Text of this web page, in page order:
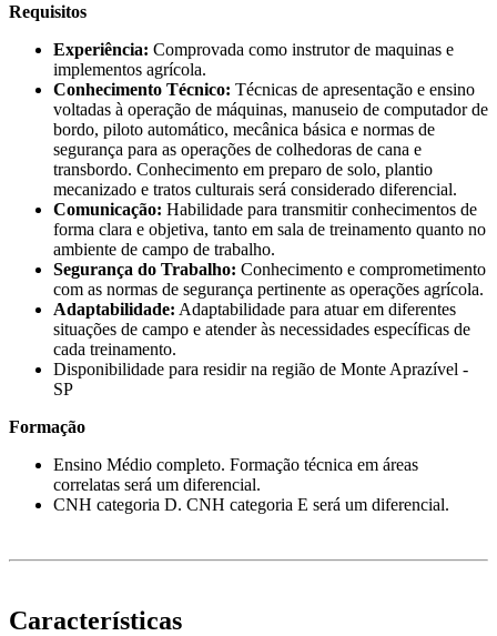
Requisitos
Experiência: Comprovada como instrutor de maquinas e
implementos agrícola.
Conhecimento Técnico: Técnicas de apresentação e ensino
voltadas à operação de máquinas, manuseio de computador de
bordo, piloto automático, mecânica básica e normas de
segurança para as operações de colhedoras de cana e
transbordo. Conhecimento em preparo de solo, plantio
mecanizado e tratos culturais será considerado diferencial.
Comunicação: Habilidade para transmitir conhecimentos de
forma clara e objetiva, tanto em sala de treinamento quanto no
ambiente de campo de trabalho.
Segurança do Trabalho: Conhecimento e comprometimento
com as normas de segurança pertinente as operações agrícola.
Adaptabilidade: Adaptabilidade para atuar em diferentes
situações de campo e atender às necessidades específicas de
cada treinamento.
Disponibilidade para residir na região de Monte Aprazível -
SP
Formação
Ensino Médio completo. Formação técnica em áreas
correlatas será um diferencial.
CNH categoria D. CNH categoria E será um diferencial.
Características